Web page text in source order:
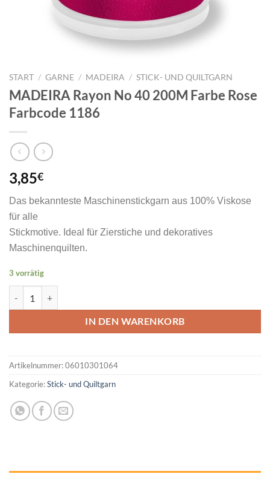
START / GARNE / MADEIRA / STICK- UND QUILTGARN
MADEIRA Rayon No 40 200M Farbe Rose
Farbcode 1186
3,85€
Das bekannteste Maschinenstickgarn aus 100% Viskose
für alle
Stickmotive. Ideal für Zierstiche und dekoratives
Maschinenquilten.
3 vorrätig
IN DEN WARENKORB
Artikelnummer:06010301064
Kategorie:Stick- und Quiltgarn